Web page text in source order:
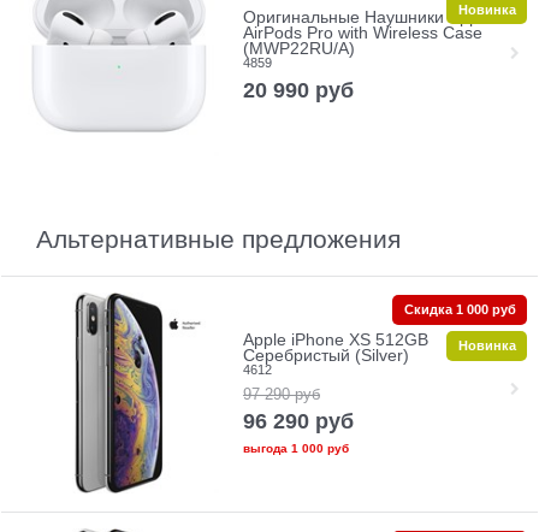
Оригинальные Наушники Apple
AirPods Pro with Wireless Case
(MWP22RU/A)
4859
20 990 руб
Новинка
Альтернативные предложения
Apple iPhone XS 512GB
Серебристый (Silver)
4612
97 290 руб
96 290 руб
выгода 1 000 руб
Скидка 1 000 руб
Новинка